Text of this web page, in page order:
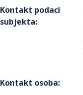
Kontakt podaci
subjekta:
Kontakt osoba: